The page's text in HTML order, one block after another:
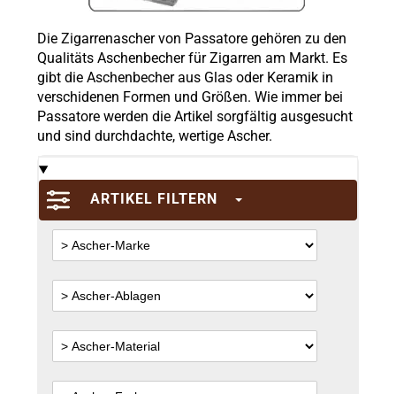
Die Zigarrenascher von Passatore gehören zu den
Qualitäts Aschenbecher für Zigarren am Markt. Es
gibt die Aschenbecher aus Glas oder Keramik in
verschidenen Formen und Größen. Wie immer bei
Passatore werden die Artikel sorgfältig ausgesucht
und sind durchdachte, wertige Ascher.
ARTIKEL FILTERN